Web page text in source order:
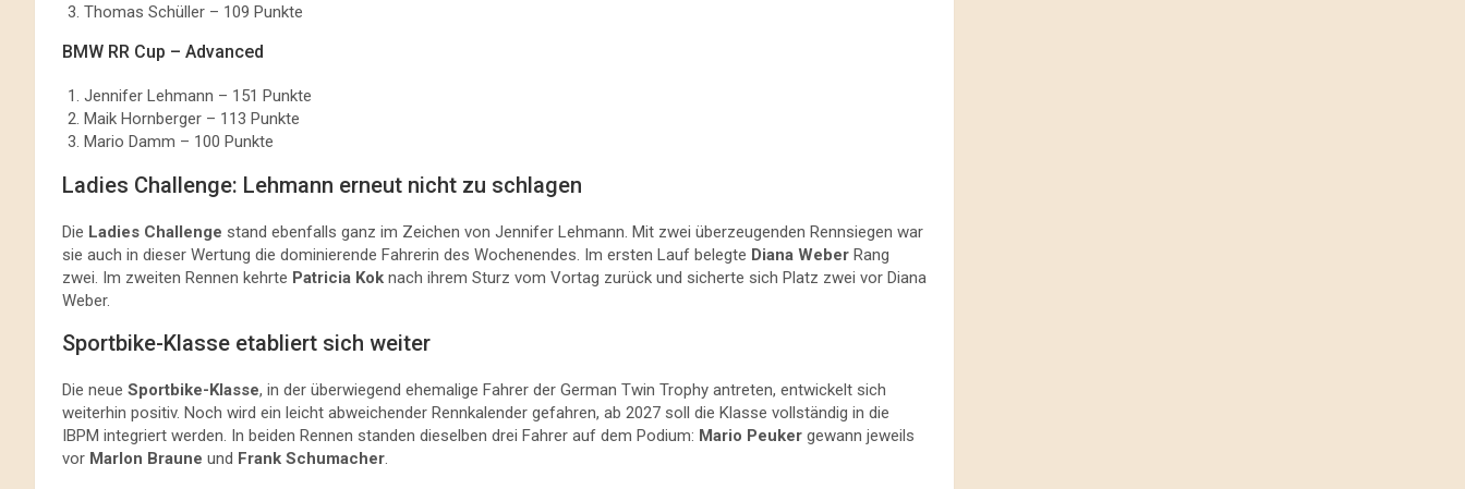
Thomas Schüller – 109 Punkte
BMW RR Cup – Advanced
Jennifer Lehmann – 151 Punkte
Maik Hornberger – 113 Punkte
Mario Damm – 100 Punkte
Ladies Challenge: Lehmann erneut nicht zu schlagen
Die Ladies Challenge stand ebenfalls ganz im Zeichen von Jennifer Lehmann. Mit zwei überzeugenden Rennsiegen war
sie auch in dieser Wertung die dominierende Fahrerin des Wochenendes. Im ersten Lauf belegte Diana Weber Rang
zwei. Im zweiten Rennen kehrte Patricia Kok nach ihrem Sturz vom Vortag zurück und sicherte sich Platz zwei vor Diana
Weber.
Sportbike-Klasse etabliert sich weiter
Die neue Sportbike-Klasse, in der überwiegend ehemalige Fahrer der German Twin Trophy antreten, entwickelt sich
weiterhin positiv. Noch wird ein leicht abweichender Rennkalender gefahren, ab 2027 soll die Klasse vollständig in die
IBPM integriert werden. In beiden Rennen standen dieselben drei Fahrer auf dem Podium: Mario Peuker gewann jeweils
vor Marlon Braune und Frank Schumacher